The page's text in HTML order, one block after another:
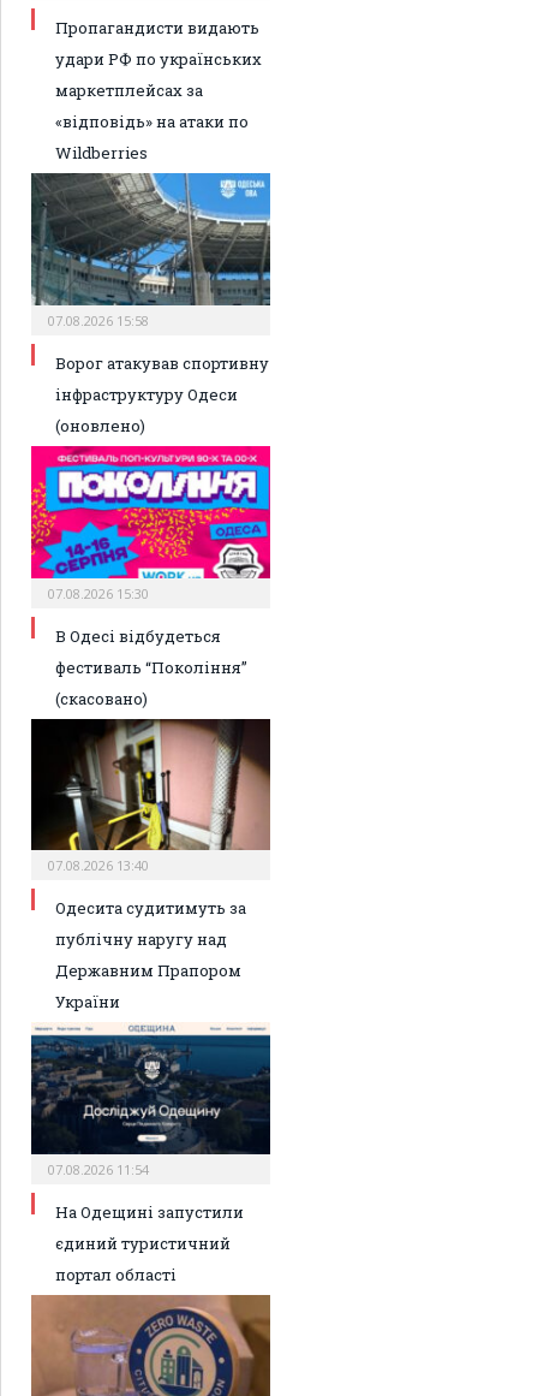
Пропагандисти видають
удари РФ по українських
маркетплейсах за
«відповідь» на атаки по
Wildberries
07.08.2026 15:58
Ворог атакував спортивну
інфраструктуру Одеси
(оновлено)
07.08.2026 15:30
В Одесі відбудеться
фестиваль “Покоління”
(скасовано)
07.08.2026 13:40
Одесита судитимуть за
публічну наругу над
Державним Прапором
України
07.08.2026 11:54
На Одещині запустили
єдиний туристичний
портал області